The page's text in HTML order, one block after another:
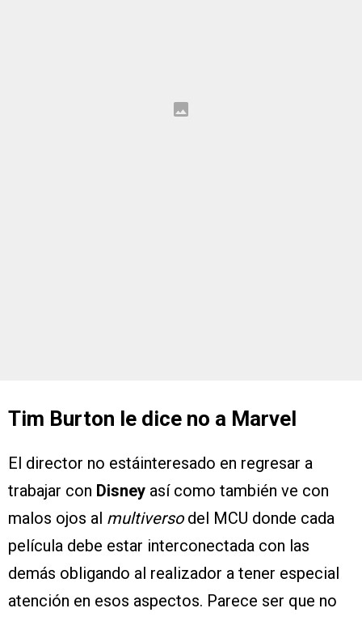
Tim Burton le dice no a Marvel
El director no estáinteresado en regresar a
trabajar con Disney así como también ve con
malos ojos al multiverso del MCU donde cada
película debe estar interconectada con las
demás obligando al realizador a tener especial
atención en esos aspectos. Parece ser que no